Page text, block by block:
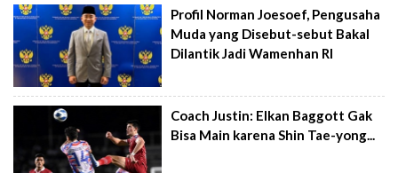
Profil Norman Joesoef, Pengusaha
Muda yang Disebut-sebut Bakal
Dilantik Jadi Wamenhan RI
Coach Justin: Elkan Baggott Gak
Bisa Main karena Shin Tae-yong...